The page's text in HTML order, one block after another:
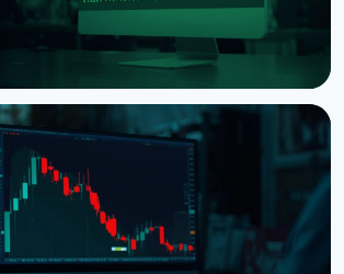
могут занимать RLUSD на
новый пул на $280 млн
чтения